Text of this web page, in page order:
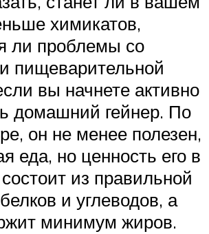
химикатов,
ли проблемы со
пищеварительной
вы начнете активно
домашний гейнер. По
он не менее полезен,
еда, но ценность его в
из правильной
и углеводов, а
минимум жиров.